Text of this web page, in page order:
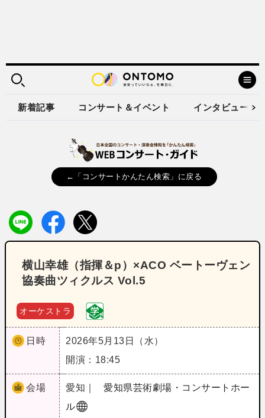
新着記事 コンサート＆イベント インタビュー
←「コンサートかんたん検索」に戻る
横山幸雄（指揮＆p）×ACO ベートーヴェン
協奏曲ツィクルス Vol.5
オーケストラ
日時
2026年5月13日（水）
開演：18:45
会場 愛知｜
愛知県芸術劇場・コンサートホー
ル